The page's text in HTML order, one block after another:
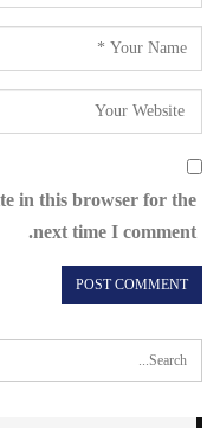
in this browser for the
next time I comment.